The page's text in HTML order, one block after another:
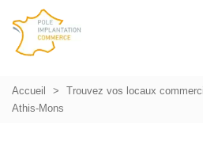
Accueil Trouvez vos locaux
Athis-Mons